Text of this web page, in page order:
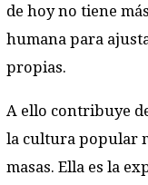
de hoy no tiene
humana para
propias.
A ello contribuye
la cultura popular
masas. Ella es la